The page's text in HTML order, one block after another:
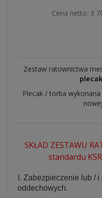
Cena netto: 3
Zestaw ratownictwa
Plecak / torba
SKŁAD ZESTAWU
standardu
I. Zabezpieczenie lub /
oddechowych.